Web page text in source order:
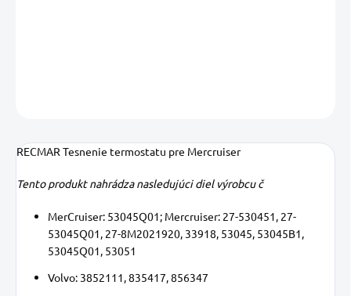
RECMAR Tesnenie termostatu pre Mercruiser
Tento produkt nahrádza nasledujúci diel výrobcu č
MerCruiser: 53045Q01; Mercruiser: 27-530451, 27-
53045Q01, 27-8M2021920, 33918, 53045, 53045B1,
53045Q01, 53051
Volvo: 3852111, 835417, 856347